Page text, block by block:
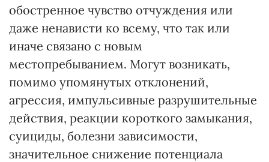
обостренное чувство отчуждения или
даже ненависти ко всему, что так или
иначе связано с новым
местопребыванием. Могут возникать,
помимо упомянутых отклонений,
агрессия, импульсивные разрушительные
действия, реакции короткого замыкания,
суициды, болезни зависимости,
значительное снижение потенциала